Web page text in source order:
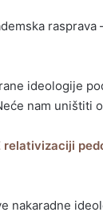
ideologije
nam uništiti
relativizaciji
nakaradne